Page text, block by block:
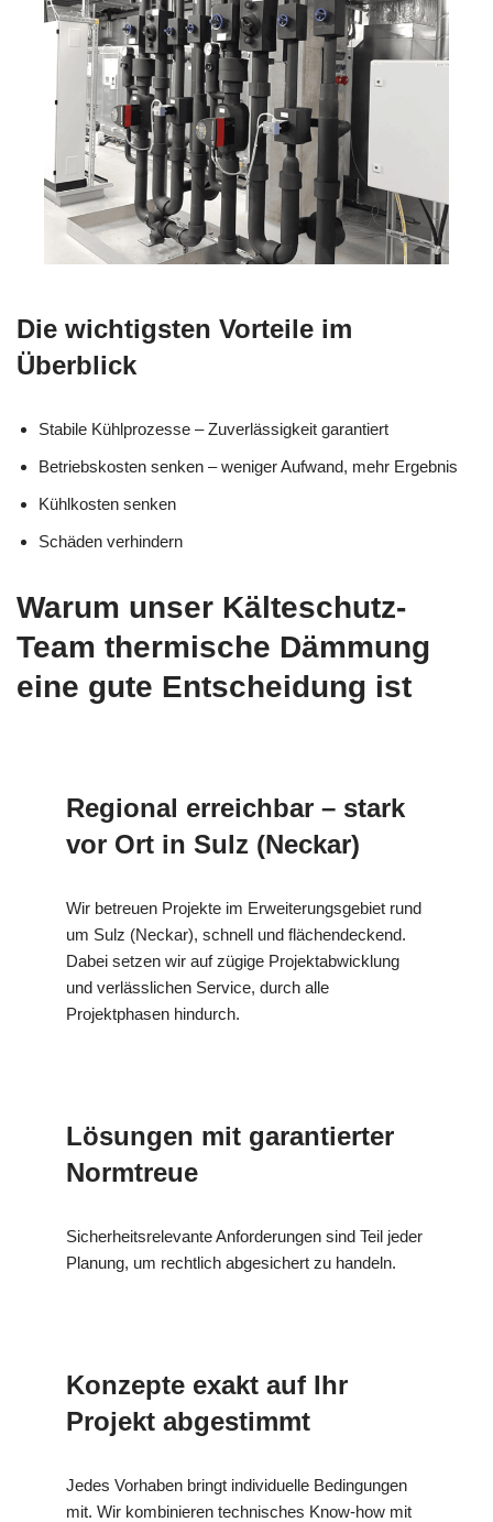
Die wichtigsten Vorteile im
Überblick
Stabile Kühlprozesse – Zuverlässigkeit garantiert
Betriebskosten senken – weniger Aufwand, mehr Ergebnis
Kühlkosten senken
Schäden verhindern
Warum unser Kälteschutz-
Team thermische Dämmung
eine gute Entscheidung ist
Regional erreichbar – stark
vor Ort in Sulz (Neckar)
Wir betreuen Projekte im Erweiterungsgebiet rund
um Sulz (Neckar), schnell und flächendeckend.
Dabei setzen wir auf zügige Projektabwicklung
und verlässlichen Service, durch alle
Projektphasen hindurch.
Lösungen mit garantierter
Normtreue
Sicherheitsrelevante Anforderungen sind Teil jeder
Planung, um rechtlich abgesichert zu handeln.
Konzepte exakt auf Ihr
Projekt abgestimmt
Jedes Vorhaben bringt individuelle Bedingungen
mit. Wir kombinieren technisches Know-how mit